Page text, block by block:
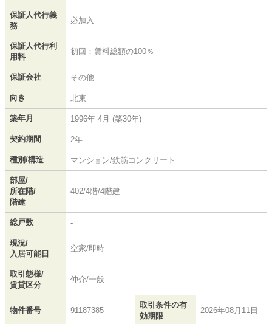
保証人代行義
務
必加入
保証人代行利
用料
初回：賃料総額の100％
保証会社 その他
向き 北東
築年月 1996年 4月 (築30年)
契約期間 2年
種別/構造 マンション/鉄筋コンクリート
部屋/
所在階/
階建
402/4階/4階建
総戸数 -
現況/
入居可能日
空家/即時
取引態様/
賃貸区分
仲介/一般
物件番号 91187385
取引条件の有
効期限
2026年08月11日